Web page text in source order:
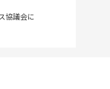
協議会に